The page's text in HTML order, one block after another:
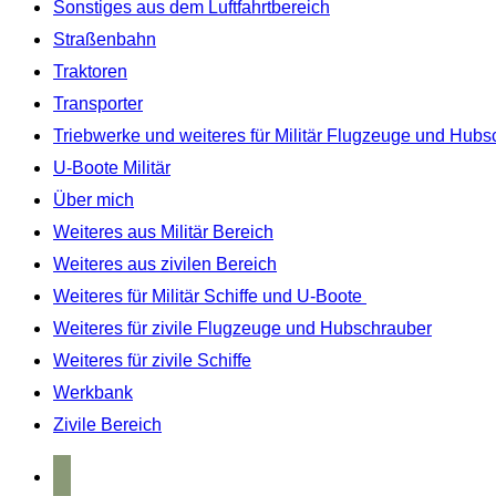
Sonstiges aus dem Luftfahrtbereich
Straßenbahn
Traktoren
Transporter
Triebwerke und weiteres für Militär Flugzeuge und
U-Boote Militär
Über mich
Weiteres aus Militär Bereich
Weiteres aus zivilen Bereich
Weiteres für Militär Schiffe und U-Boote
Weiteres für zivile Flugzeuge und Hubschrauber
Weiteres für zivile Schiffe
Werkbank
Zivile Bereich